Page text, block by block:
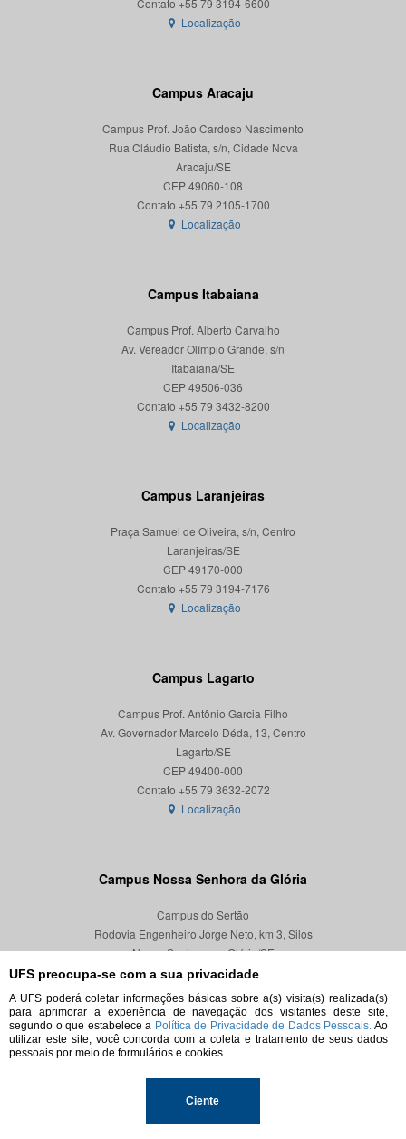
UFS preocupa-se com a sua privacidade
A UFS poderá coletar informações básicas sobre a(s) visita(s) realizada(s)
para aprimorar a experiência de navegação dos visitantes deste site,
segundo o que estabelece a Política de Privacidade de Dados Pessoais. Ao
utilizar este site, você concorda com a coleta e tratamento de seus dados
pessoais por meio de formulários e cookies.
Ciente
Localização
Campus Aracaju
Campus Prof. João Cardoso Nascimento
Rua Cláudio Batista, s/n, Cidade Nova
Aracaju/SE
CEP 49060-108
Localização
Campus Itabaiana
Campus Prof. Alberto Carvalho
Av. Vereador Olímpio Grande, s/n
Itabaiana/SE
CEP 49506-036
Localização
Campus Laranjeiras
Praça Samuel de Oliveira, s/n, Centro
Laranjeiras/SE
CEP 49170-000
Localização
Campus Lagarto
Campus Prof. Antônio Garcia Filho
Av. Governador Marcelo Déda, 13, Centro
Lagarto/SE
CEP 49400-000
Localização
Campus Nossa Senhora da Glória
Campus do Sertão
Rodovia Engenheiro Jorge Neto, km 3, Silos
Nossa Senhora da Glória/SE
CEP 49680-000
Localização
© 2026. Todos os direitos reservados.
Universidade Federal de Sergipe.